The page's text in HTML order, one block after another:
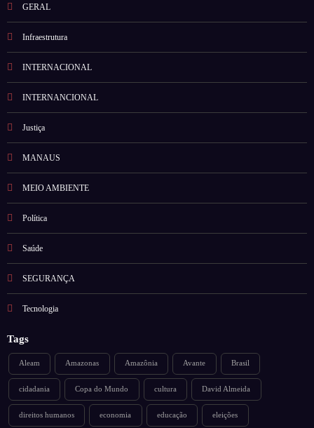
GERAL
Infraestrutura
INTERNACIONAL
INTERNANCIONAL
Justiça
MANAUS
MEIO AMBIENTE
Política
Saúde
SEGURANÇA
Tecnologia
Tags
Aleam Amazonas Amazônia Avante Brasil
cidadania Copa do Mundo cultura David Almeida
direitos humanos economia educação eleições